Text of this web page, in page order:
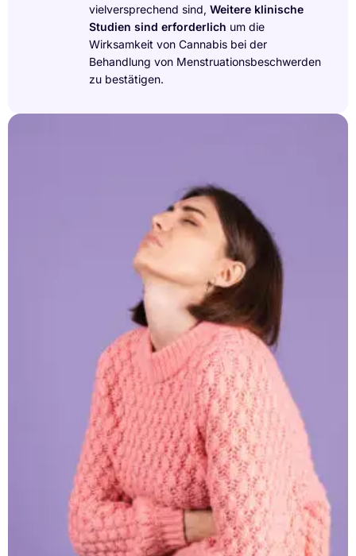
vielversprechend sind, Weitere klinische
Studien sind erforderlich um die
Wirksamkeit von Cannabis bei der
Behandlung von Menstruationsbeschwerden
zu bestätigen.